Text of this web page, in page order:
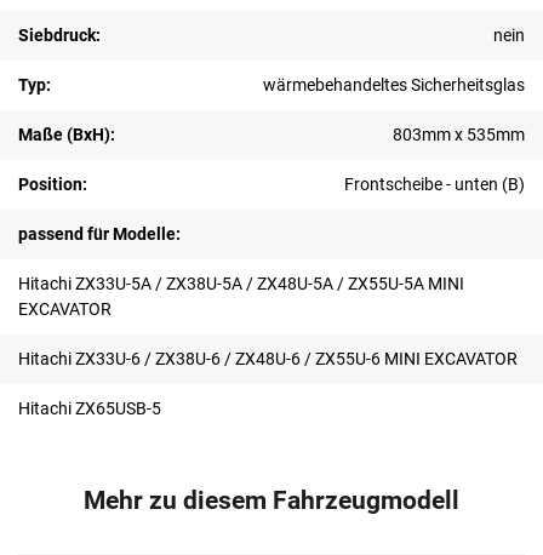
Siebdruck: nein
Typ: wärmebehandeltes Sicherheitsglas
Maße (BxH): 803mm x 535mm
Position: Frontscheibe - unten (B)
passend für Modelle:
Hitachi ZX33U-5A / ZX38U-5A / ZX48U-5A / ZX55U-5A MINI
EXCAVATOR
Hitachi ZX33U-6 / ZX38U-6 / ZX48U-6 / ZX55U-6 MINI EXCAVATOR
Hitachi ZX65USB-5
Mehr zu diesem Fahrzeugmodell